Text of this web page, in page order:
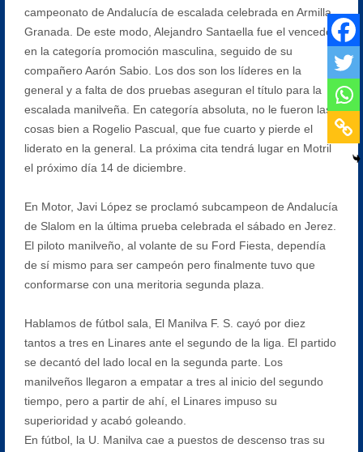
campeonato de Andalucía de escalada celebrada en Armilla,
Granada. De este modo, Alejandro Santaella fue el vencedor
en la categoría promoción masculina, seguido de su
compañero Aarón Sabio. Los dos son los líderes en la
general y a falta de dos pruebas aseguran el título para la
escalada manilveña. En categoría absoluta, no le fueron las
cosas bien a Rogelio Pascual, que fue cuarto y pierde el
liderato en la general. La próxima cita tendrá lugar en Motril
el próximo día 14 de diciembre.
En Motor, Javi López se proclamó subcampeon de Andalucía
de Slalom en la última prueba celebrada el sábado en Jerez.
El piloto manilveño, al volante de su Ford Fiesta, dependía
de sí mismo para ser campeón pero finalmente tuvo que
conformarse con una meritoria segunda plaza.
Hablamos de fútbol sala, El Manilva F. S. cayó por diez
tantos a tres en Linares ante el segundo de la liga. El partido
se decantó del lado local en la segunda parte. Los
manilveños llegaron a empatar a tres al inicio del segundo
tiempo, pero a partir de ahí, el Linares impuso su
superioridad y acabó goleando.
En fútbol, la U. Manilva cae a puestos de descenso tras su